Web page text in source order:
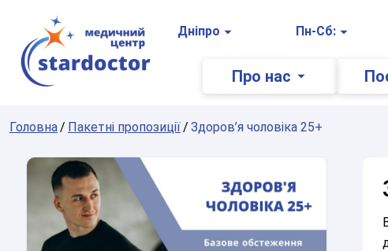
Головна
Дніпро
Пн-Сб:
Про нас
Головна Пакетні пропозиції Здоров’я чоловіка 25+